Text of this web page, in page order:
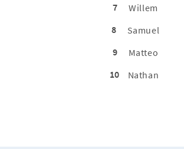
7
Willem
8
Samuel
9
Matteo
10
Nathan